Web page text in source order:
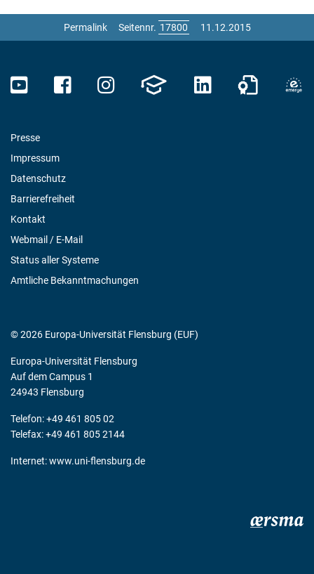
Permalink Seitennr. 11.12.2015
Presse
Impressum
Datenschutz
Barrierefreiheit
Kontakt
Webmail / E-Mail
Status aller Systeme
Amtliche Bekanntmachungen
© 2026 Europa-Universität Flensburg (EUF)
Europa-Universität Flensburg
Auf dem Campus 1
24943 Flensburg
Telefon: +49 461 805 02
Telefax: +49 461 805 2144
Internet:www.uni-flensburg.de